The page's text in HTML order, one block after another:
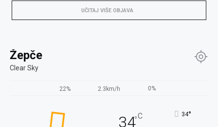
UČITAJ VIŠE OBJAVA
Žepče
Clear Sky
22% 2.3km/h 0%
34°C 34°